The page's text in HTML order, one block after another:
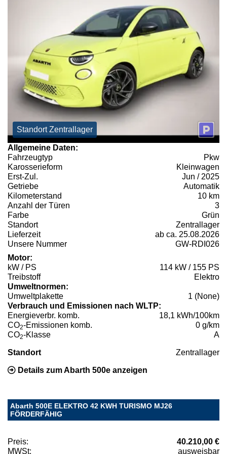
Standort Zentrallager
Allgemeine Daten:
Fahrzeugtyp
Pkw
Karosserieform
Kleinwagen
Erst-Zul.
Jun / 2025
Getriebe
Automatik
Kilometerstand
10 km
Anzahl der Türen
3
Farbe
Grün
Standort
Zentrallager
Lieferzeit
ab ca. 25.08.2026
Unsere Nummer
GW-RDI026
Motor:
kW / PS
114 kW / 155 PS
Treibstoff
Elektro
Umweltnormen:
Umweltplakette
1 (None)
Verbrauch und Emissionen nach WLTP:
Energieverbr. komb.
18,1 kWh/100km
CO2-Emissionen komb.
0 g/km
CO2-Klasse A
Standort Zentrallager
Details zum Abarth 500e anzeigen
Abarth 500E ELEKTRO 42 KWH TURISMO MJ26
FÖRDERFÄHIG
Preis:
40.210,00 €
MWSt:
ausweisbar